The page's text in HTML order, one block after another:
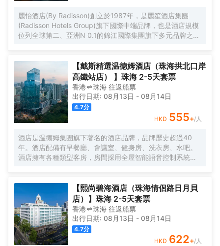
麗怡酒店(By Radisson)創立於1987年，是麗笙酒店集團
(Radisson Hotels Group)旗下國際中端品牌，也是酒店規模
位列全球第二、亞洲N 0.1的錦江國際集團旗下多元品牌之
店地處珠海市繁華地帶，毗鄰情侶路，日月貝，珠海市政府
等商圈，距離珠海站，明珠站打車約20分鐘，周邊永旺超
市，揚名廣場，購物中心，美食購物，一應俱全， 麗怡酒店
提供乾淨的住宿環境和舒適温馨多種房型，滿足您的不同需
求，大堂設置了歡迎角、休閒區，店內WIFI公共區域全覆蓋
且配套設施齊全，設有餐廳、洗衣房及健身房(24小時服務)
等，是您商務、旅遊、會展、休閒的理想選擇WELCOME
HOME心怡之所。 麗怡酒店的標誌造型是一朵玫瑰花，玫瑰
花語源自古希臘神話，象徵真摯的情誼，無論何時何地，在
麗怡酒店，您都可以一如既往地體驗到真誠、貼心的服務，
精心優選品質體驗讓您感到賓至如歸，我們致力讓每一位賓
【戴斯精選温德姆酒店（珠海拱北口岸
高鐵站店） 】珠海 2-5天套票
香港 珠海 往返船票
出行日期: 08月13日 - 08月14日
4.7分
HKD 555+/人
酒店是温德姆集團旗下著名的酒店品牌，品牌歷史超過40
年。酒店配備有早餐廳、會議室、健身房、洗衣房、水吧。
酒店擁有各種類型客房，房間採用全屋智能語音控制系統、
果您有時間放鬆休息，可以去長隆海洋王國遊玩，情侶路海
邊漫步，緊鄰夏灣夜市，無論您是商務出差還是遊玩，都是
您不二之選，戴斯精選温德姆酒店歡迎您的到來！
【熙尚碧海酒店（珠海情侶路日月貝
店）】珠海 2-5天套票
香港 珠海 往返船票
出行日期: 08月13日 - 08月14日
4.7分
HKD 622+/人